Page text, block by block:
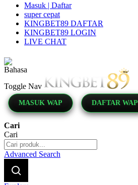
Masuk | Daftar
super cepat
KINGBET89 DAFTAR
KINGBET89 LOGIN
LIVE CHAT
Toggle Nav
MASUK WAP DAFTAR WAP
Cari
Cari
Advanced Search